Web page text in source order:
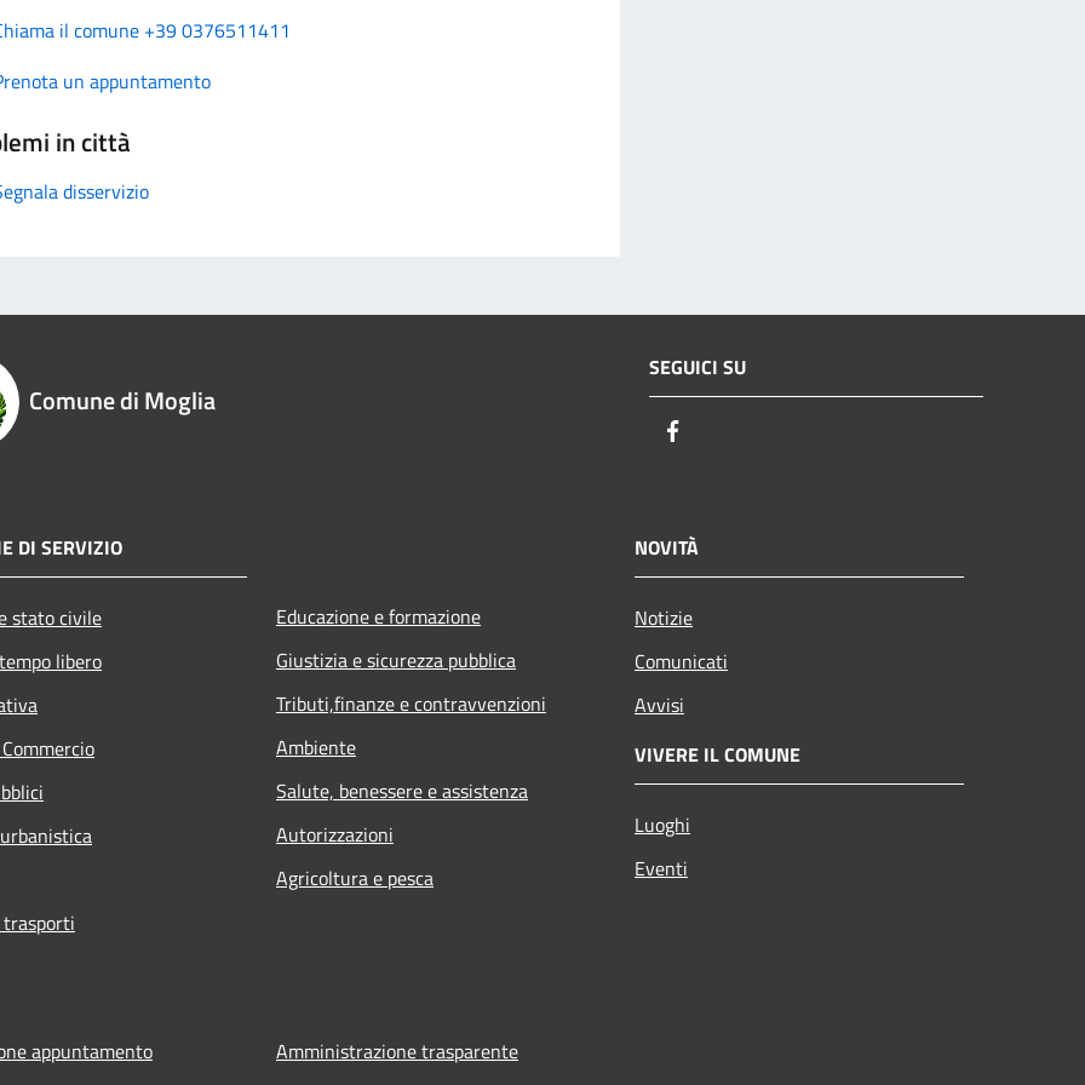
il comune +39 0376511411
un appuntamento
in città
disservizio
Comune di Moglia
SEGUICI SU
DI SERVIZIO
stato civile
libero
Educazione e formazione
Giustizia e sicurezza pubblica
Tributi,finanze e contravvenzioni
Ambiente
Salute, benessere e assistenza
Autorizzazioni
Agricoltura e pesca
NOVITÀ
Notizie
Comunicati
Avvisi
VIVERE IL COMUNE
Luoghi
Eventi
appuntamento
Amministrazione trasparente